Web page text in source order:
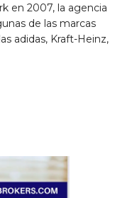
en 2007, la agencia
de las marcas
adidas, Kraft-Heinz,